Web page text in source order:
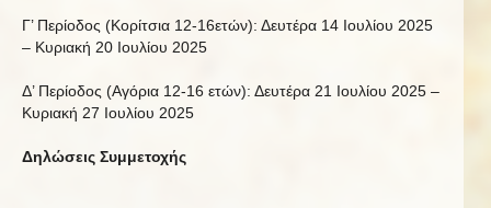
Γ’ Περίοδος (Κορίτσια 12-16ετών): Δευτέρα 14 Ιουλίου 2025
– Κυριακή 20 Ιουλίου 2025
Δ’ Περίοδος (Αγόρια 12-16 ετών): Δευτέρα 21 Ιουλίου 2025 –
Κυριακή 27 Ιουλίου 2025
Δηλώσεις Συμμετοχής